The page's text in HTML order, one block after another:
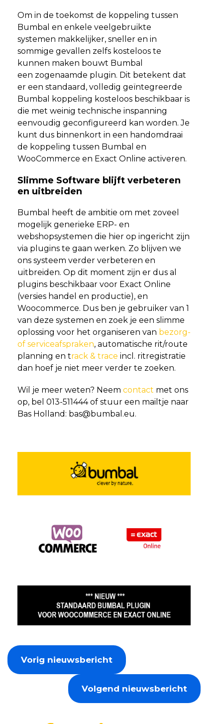
Om in de toekomst de koppeling tussen
Bumbal en enkele veelgebruikte
systemen makkelijker, sneller en in
sommige gevallen zelfs kosteloos te
kunnen maken bouwt Bumbal
een zogenaamde plugin. Dit betekent dat
er een standaard, volledig geïntegreerde
Bumbal koppeling kosteloos beschikbaar is
die met weinig technische inspanning
eenvoudig geconfigureerd kan worden. Je
kunt dus binnenkort in een handomdraai
de koppeling tussen Bumbal en
WooCommerce en Exact Online activeren.
Slimme Software blijft verbeteren
en uitbreiden
Bumbal heeft de ambitie om met zoveel
mogelijk generieke ERP- en
webshopsystemen die hier op ingericht zijn
via plugins te gaan werken. Zo blijven we
ons systeem verder verbeteren en
uitbreiden. Op dit moment zijn er dus al
plugins beschikbaar voor Exact Online
(versies handel en productie), en
Woocommerce. Dus ben je gebruiker van 1
van deze systemen en zoek je een slimme
oplossing voor het organiseren van bezorg-
of serviceafspraken, automatische rit/route
planning en track & trace incl. ritregistratie
dan hoef je niet meer verder te zoeken.
Wil je meer weten? Neem contact met ons
op, bel 013-511444 of stuur een mailtje naar
Bas Holland: bas@bumbal.eu.
Vorig nieuwsbericht
Volgend nieuwsbericht